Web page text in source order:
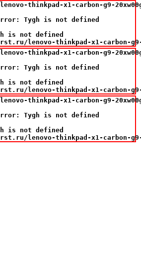
thinkpad-x1-carbon-g9-
Tygh is not defined
is not defined
lenovo-thinkpad-x1-carbon-
thinkpad-x1-carbon-g9-
Tygh is not defined
is not defined
lenovo-thinkpad-x1-carbon-
thinkpad-x1-carbon-g9-
Tygh is not defined
is not defined
lenovo-thinkpad-x1-carbon-